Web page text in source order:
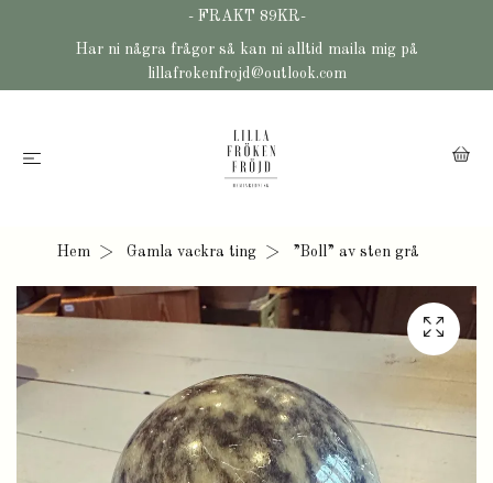
- FRAKT 89KR-
Har ni några frågor så kan ni alltid maila mig på
lillafrokenfrojd@outlook.com
Hem Gamla vackra ting ”Boll” av sten grå